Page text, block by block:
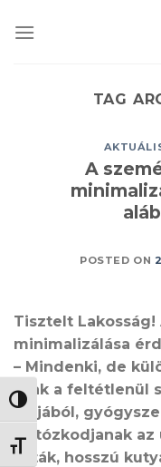
NAGY KONTRASZT
BETŰMÉRET
TAG
A
POSTED ON
Tisztelt
minimalizálása
– Mindenki, de
csak a feltétlenül
céljából,
tartózkodjanak az
séták, hosszú